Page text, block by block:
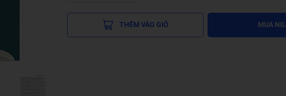
THÊM VÀO GIỎ MUA